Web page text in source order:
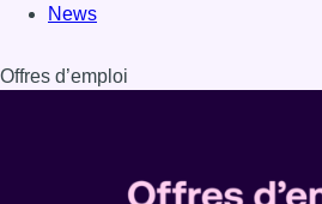
News
Offres d’emploi